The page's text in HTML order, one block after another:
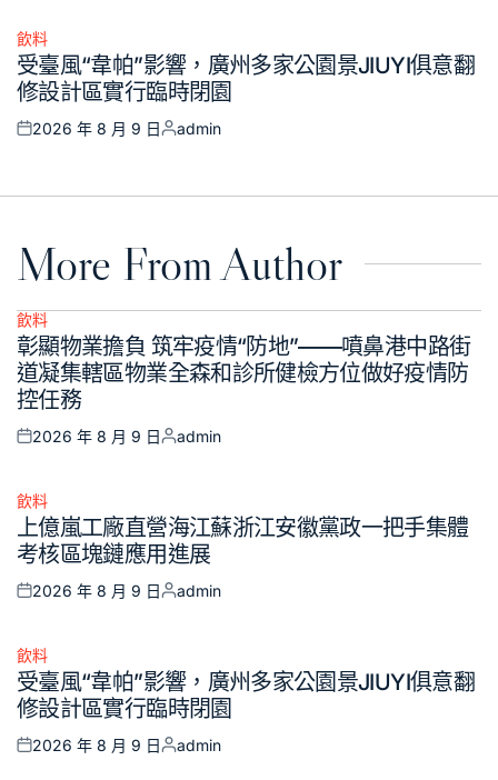
Posted
in
飲料
受臺風“韋帕”影響，廣州多家公園景JIUYI俱意翻
修設計區實行臨時閉園
Posted
2026 年 8 月 9 日
Posted
admin
More From Author
Posted
in
飲料
彰顯物業擔負 筑牢疫情“防地”——噴鼻港中路街
道凝集轄區物業全森和診所健檢方位做好疫情防
控任務
Posted
2026 年 8 月 9 日
Posted
admin
Posted
in
飲料
上億嵐工廠直營海江蘇浙江安徽黨政一把手集體
考核區塊鏈應用進展
Posted
2026 年 8 月 9 日
Posted
admin
Posted
in
飲料
受臺風“韋帕”影響，廣州多家公園景JIUYI俱意翻
修設計區實行臨時閉園
Posted
2026 年 8 月 9 日
Posted
admin